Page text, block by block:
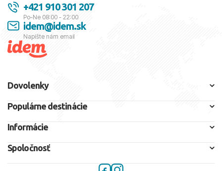
+421 910 301 207
Po-Ne 08:00 - 22:00
idem@idem.sk
Napíšte nám email
Dovolenky
Populárne destinácie
Informácie
Spoločnosť